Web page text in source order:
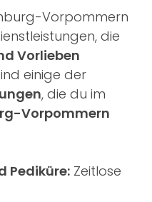
Vorpommern
die
Vorlieben
einige der
, die du im
Vorpommern
Pediküre: Zeitlose